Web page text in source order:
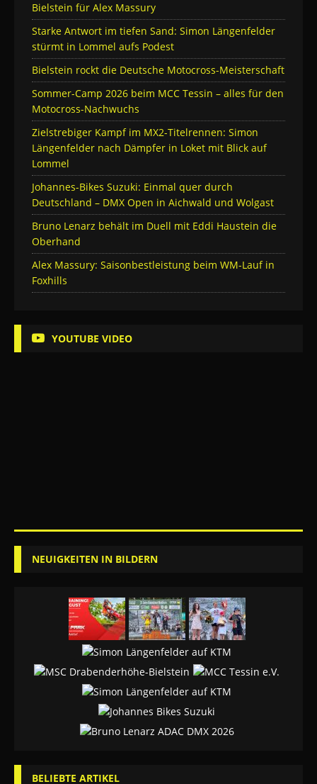
Bielstein für Alex Massury
Starke Antwort im tiefen Sand: Simon Längenfelder
stürmt in Lommel aufs Podest
Bielstein rockt die Deutsche Motocross-Meisterschaft
Sommer-Camp 2026 beim MCC Tessin – alles für den
Motocross-Nachwuchs
Zielstrebiger Kampf im MX2-Titelrennen: Simon
Längenfelder nach Dämpfer in Loket mit Blick auf
Lommel
Johannes-Bikes Suzuki: Einmal quer durch
Deutschland – DMX Open in Aichwald und Wolgast
Bruno Lenarz behält im Duell mit Eddi Haustein die
Oberhand
Alex Massury: Saisonbestleistung beim WM-Lauf in
Foxhills
YOUTUBE VIDEO
NEUIGKEITEN IN BILDERN
BELIEBTE ARTIKEL